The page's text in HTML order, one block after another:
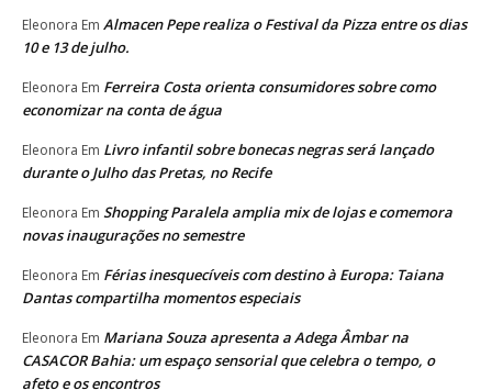
Eleonora Em Almacen Pepe realiza o Festival da Pizza entre os dias
10 e 13 de julho.
Eleonora Em Ferreira Costa orienta consumidores sobre como
economizar na conta de água
Eleonora Em Livro infantil sobre bonecas negras será lançado
durante o Julho das Pretas, no Recife
Eleonora Em Shopping Paralela amplia mix de lojas e comemora
novas inaugurações no semestre
Eleonora Em Férias inesquecíveis com destino à Europa: Taiana
Dantas compartilha momentos especiais
Eleonora Em Mariana Souza apresenta a Adega Âmbar na
CASACOR Bahia: um espaço sensorial que celebra o tempo, o
afeto e os encontros